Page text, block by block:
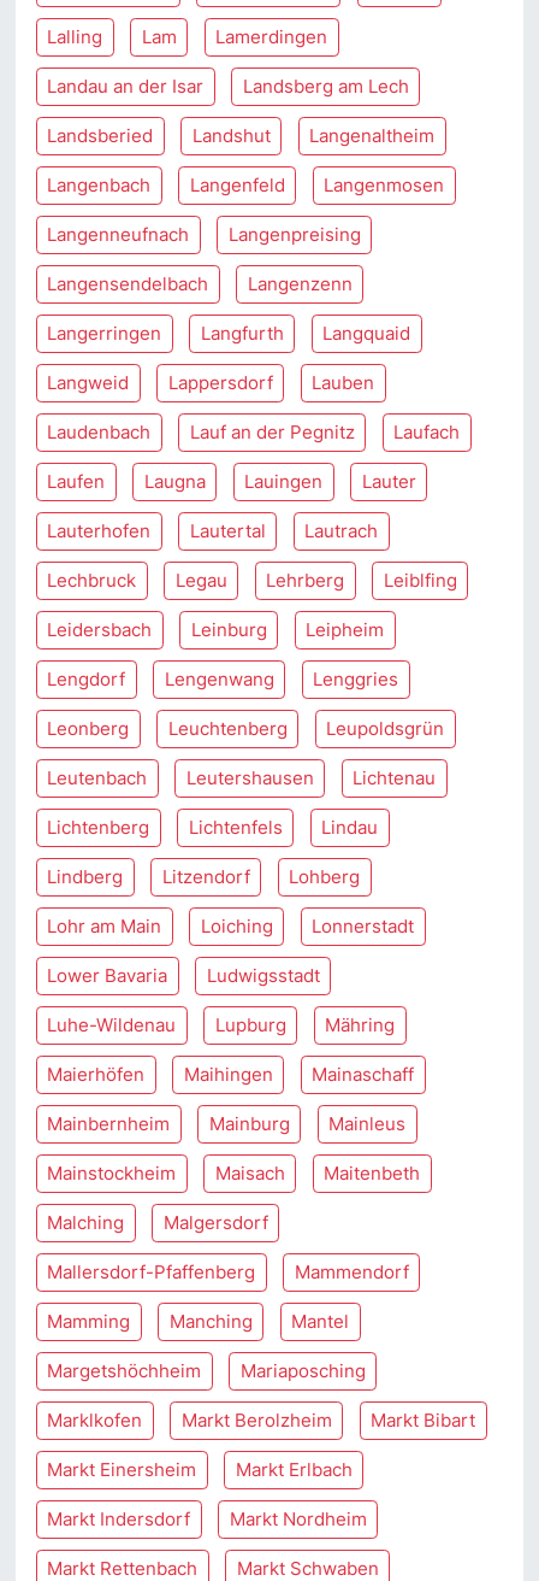
Lalling Lam Lamerdingen
Landau an der Isar Landsberg am Lech
Landsberied Landshut Langenaltheim
Langenbach Langenfeld Langenmosen
Langenneufnach Langenpreising
Langensendelbach Langenzenn
Langerringen Langfurth Langquaid
Langweid Lappersdorf Lauben
Laudenbach Lauf an der Pegnitz Laufach
Laufen Laugna Lauingen Lauter
Lauterhofen Lautertal Lautrach
Lechbruck Legau Lehrberg Leiblfing
Leidersbach Leinburg Leipheim
Lengdorf Lengenwang Lenggries
Leonberg Leuchtenberg Leupoldsgrün
Leutenbach Leutershausen Lichtenau
Lichtenberg Lichtenfels Lindau
Lindberg Litzendorf Lohberg
Lohr am Main Loiching Lonnerstadt
Lower Bavaria Ludwigsstadt
Luhe-Wildenau Lupburg Mähring
Maierhöfen Maihingen Mainaschaff
Mainbernheim Mainburg Mainleus
Mainstockheim Maisach Maitenbeth
Malching Malgersdorf
Mallersdorf-Pfaffenberg Mammendorf
Mamming Manching Mantel
Margetshöchheim Mariaposching
Marklkofen Markt Berolzheim Markt Bibart
Markt Einersheim Markt Erlbach
Markt Indersdorf Markt Nordheim
Markt Rettenbach Markt Schwaben